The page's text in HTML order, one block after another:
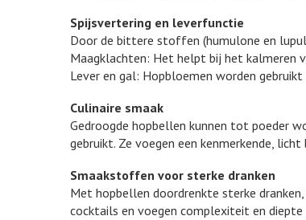
Spijsvertering en leverfunctie
Door de bittere stoffen (humulone en
Maagklachten: Het helpt bij het kalmeren
Lever en gal: Hopbloemen worden
Culinaire smaak
Gedroogde hopbellen kunnen tot poeder
gebruikt. Ze voegen een kenmerkende,
Smaakstoffen voor sterke dranken
Met hopbellen doordrenkte sterke
cocktails en voegen complexiteit en